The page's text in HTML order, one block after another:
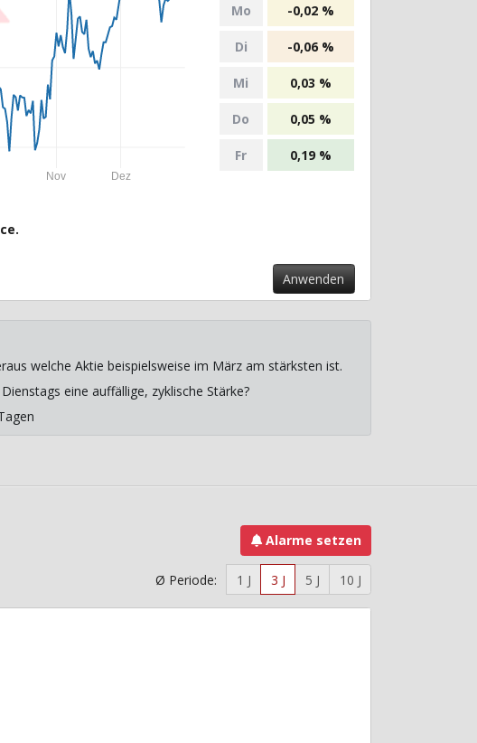
Nov Dez
Mo -0,02 %
Di -0,06 %
Mi 0,03 %
Do 0,05 %
Fr 0,19 %
welche Aktie beispielsweise im März am stärksten ist.
eine auffällige, zyklische Stärke?
Alarme setzen
Ø Periode: 1 J 3 J 5 J 10 J